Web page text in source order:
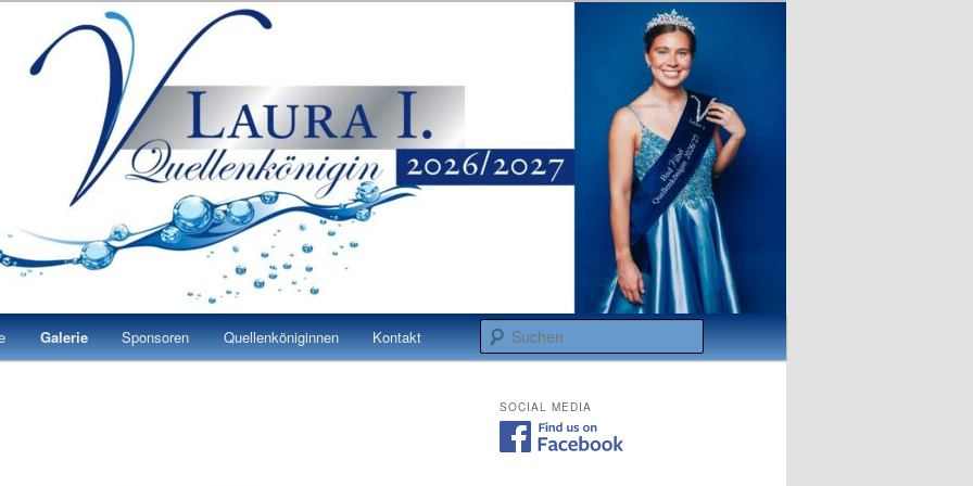
Vilbel
I.
Suchen
Galerie Sponsoren Quellenköniginnen Kontakt
SOCIAL MEDIA